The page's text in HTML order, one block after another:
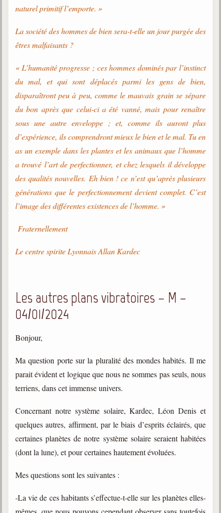
Liens spirites
Centres spirites
Belgique, Lux. et Canada
Fédérations spirites
Médias spirites
@
naturel primitif l’emporte. »
La société des hommes de bien sera-t-elle un jour purgée des
êtres malfaisants ?
« L’humanité progresse ; ces hommes dominés par l’instinct
du mal, et qui sont déplacés parmi les gens de bien,
disparaîtront peu à peu, comme le mauvais grain se sépare
du bon après que celui-ci a été vanné, mais pour renaître
sous une autre enveloppe ; et, comme ils auront plus
d’expérience, ils comprendront mieux le bien et le mal. Tu en
as un exemple dans les plantes et les animaux que l’homme
a trouvé l’art de perfectionner, et chez lesquels il développe
des qualités nouvelles. Eh bien ! ce n’est qu’après plusieurs
générations que le perfectionnement devient complet. C’est
l’image des différentes existences de l’homme. »
Fraternellement
Le centre spirite Lyonnais Allan Kardec
Les autres plans vibratoires – M –
04/01/2024
Bonjour,
Ma question porte sur la pluralité des mondes habités. Il me
parait évident et logique que nous ne sommes pas seuls, nous
terriens, dans cet immense univers.
Concernant notre système solaire, Kardec, Léon Denis et
quelques autres, affirment, par le biais d’esprits éclairés, que
certaines planètes de notre système solaire seraient habitées
(dont la lune), et pour certaines hautement évoluées.
Mes questions sont les suivantes :
-La vie de ces habitants s’effectue-t-elle sur les planètes elles-